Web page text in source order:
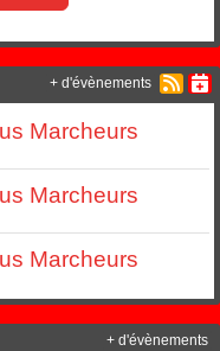
Marcheurs
Marcheurs
Marcheurs
+ d'évènements
+ d'évènements